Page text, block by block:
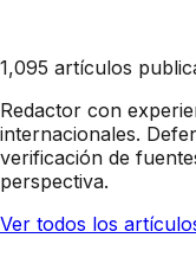
1,095 artículos
Redactor con
internacionales.
verificación de
perspectiva.
Ver todos los